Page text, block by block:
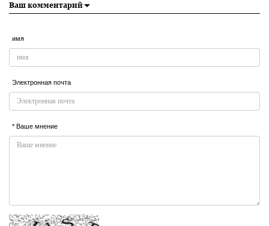
Ваш комментарий
имя
Электронная почта
* Ваше мнение